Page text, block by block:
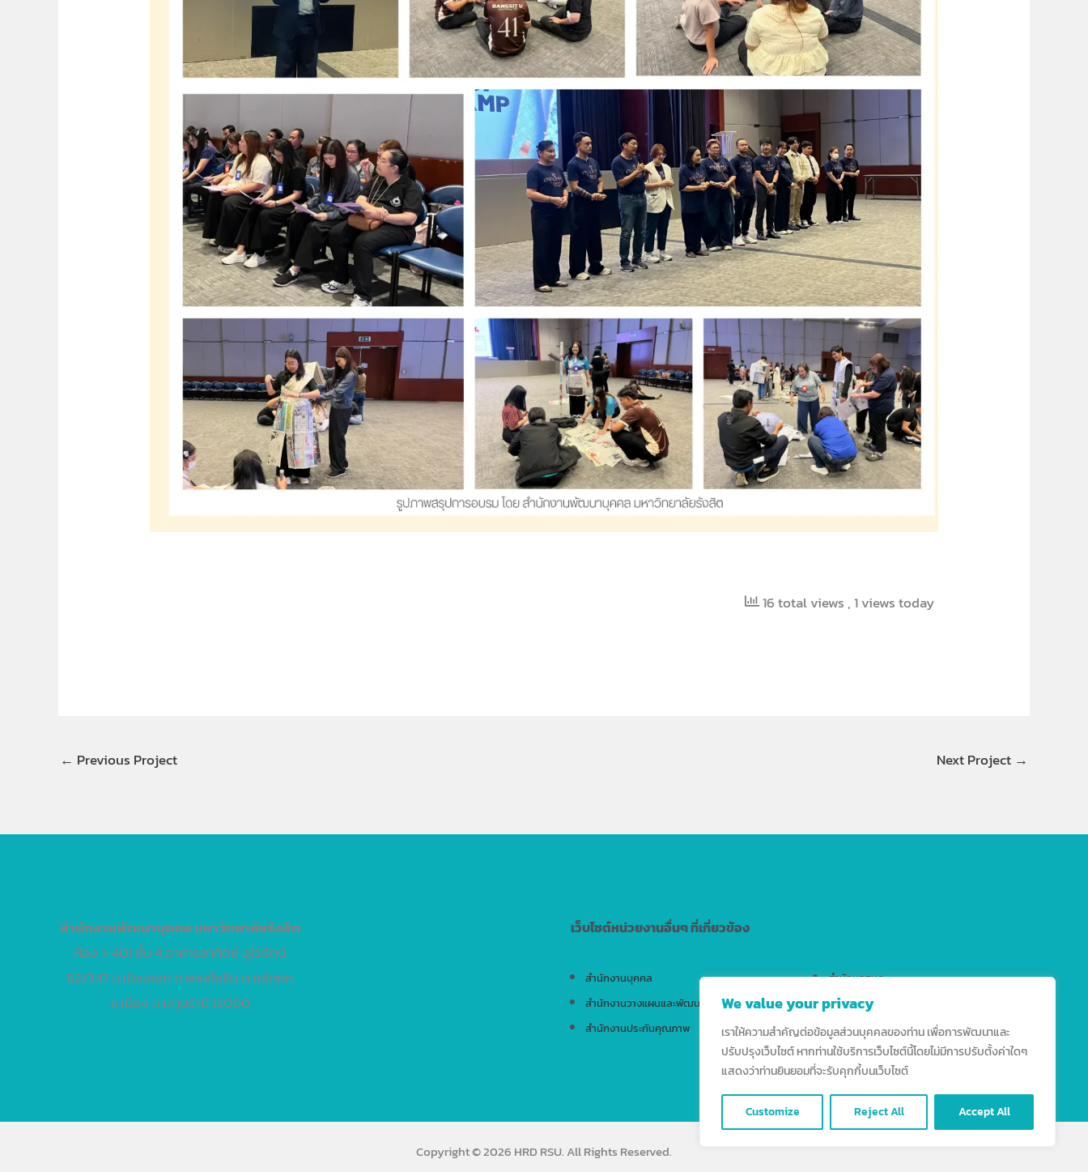
We value your privacy
เราให้ความสำคัญต่อข้อมูลส่วนบุคคลของท่าน เพื่อการพัฒนาและ
ปรับปรุงเว็บไซต์ หากท่านใช้บริการเว็บไซต์นี้โดยไม่มีการปรับตั้งค่าใดๆ
แสดงว่าท่านยินยอมที่จะรับคุกกี้บนเว็บไซต์
Customize Reject All Accept All
16 total views , 1 views today
← Previous Project Next Project →
สำนักงานพัฒนาบุคคลมหาวิทยาลัยรังสิต
ห้อง 1-401 ชั้น 4 อาคารอาทิตย์ อุไรรัตน์
52/347 ม.เมืองเอก ถ.พหลโยธิน ต.หลักหก
อ.เมือง จ.ปทุมธานี 12000
เว็บไซต์หน่วยงานอื่นๆ ที่เกี่ยวข้อง
สำนักงานบุคคล
สำนักงานวางแผนและพัฒนา
สำนักงานประกันคุณภาพ
สำนักหอสมุด
สำนักงานมาตรฐานวิชาการ
สำนักบริการเทคโนโลยีสารสนเทศ
Copyright © 2026 HRD RSU. All Rights Reserved.